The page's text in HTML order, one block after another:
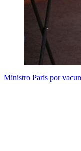
Ministro Paris por